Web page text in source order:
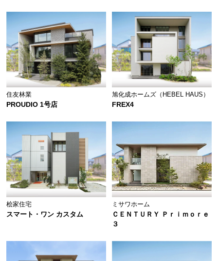
住友林業
PROUDIO 1号店
旭化成ホームズ（HEBEL HAUS）
FREX4
桧家住宅
スマート・ワン カスタム
ミサワホーム
ＣＥＮＴＵＲＹ Ｐｒｉｍｏｒｅ
３